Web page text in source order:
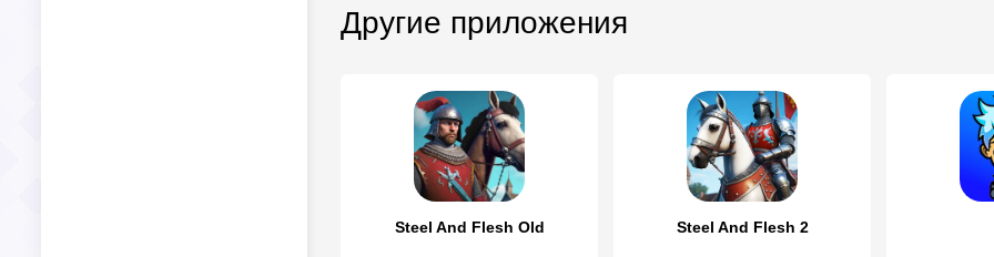
Другие приложения
Steel And Flesh Old Steel And Flesh 2